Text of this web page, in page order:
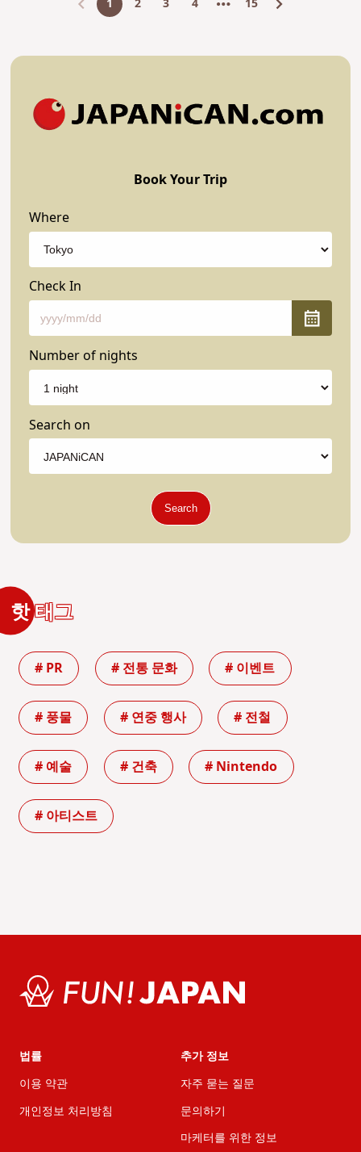
1 2 3 4 15
Book Your Trip
Where
Check In
Number of nights
Search on
Search
핫 태그
# PR # 전통 문화 # 이벤트
# 풍물 # 연중 행사 # 전철
# 예술 # 건축 # Nintendo
# 아티스트
법률
이용 약관
개인정보 처리방침
추가 정보
자주 묻는 질문
문의하기
마케터를 위한 정보